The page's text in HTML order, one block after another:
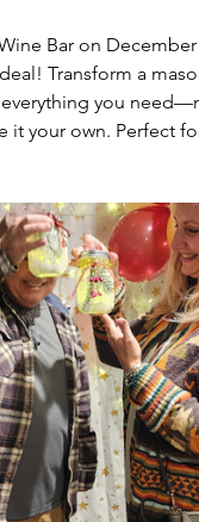
Bar on
Transform a
you
your own. Perfect